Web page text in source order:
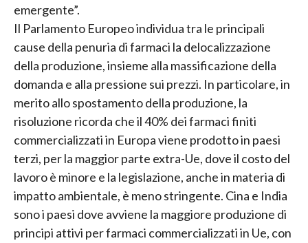
emergente”.
Il Parlamento Europeo individua tra le principali
cause della penuria di farmaci la delocalizzazione
della produzione, insieme alla massificazione della
domanda e alla pressione sui prezzi. In particolare, in
merito allo spostamento della produzione, la
risoluzione ricorda che il 40% dei farmaci finiti
commercializzati in Europa viene prodotto in paesi
terzi, per la maggior parte extra-Ue, dove il costo del
lavoro è minore e la legislazione, anche in materia di
impatto ambientale, è meno stringente. Cina e India
sono i paesi dove avviene la maggiore produzione di
principi attivi per farmaci commercializzati in Ue, con